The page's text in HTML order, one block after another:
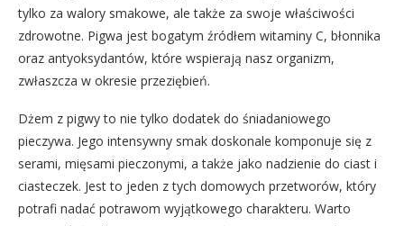
tylko za walory smakowe, ale także za swoje właściwości
zdrowotne. Pigwa jest bogatym źródłem witaminy C, błonnika
oraz antyoksydantów, które wspierają nasz organizm,
zwłaszcza w okresie przeziębień.
Dżem z pigwy to nie tylko dodatek do śniadaniowego
pieczywa. Jego intensywny smak doskonale komponuje się z
serami, mięsami pieczonymi, a także jako nadzienie do ciast i
ciasteczek. Jest to jeden z tych domowych przetworów, który
potrafi nadać potrawom wyjątkowego charakteru. Warto